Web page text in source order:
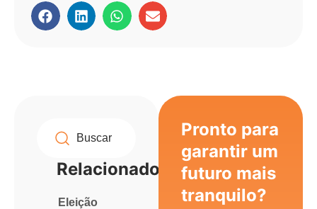
Relacionados
Eleição
Pronto para
garantir um
futuro mais
tranquilo?